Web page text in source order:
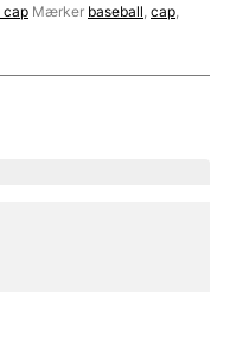
cap Mærker baseball, cap,